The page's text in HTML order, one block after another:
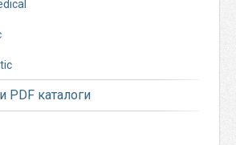
каталоги